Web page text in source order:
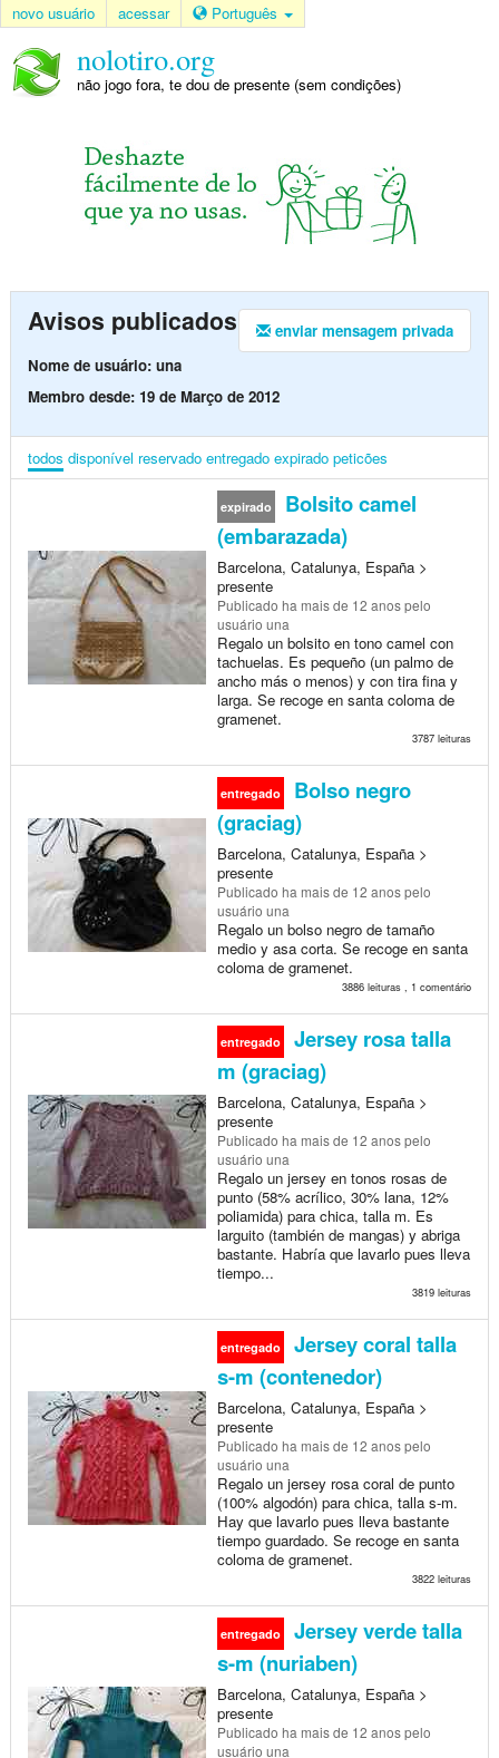
novo usuário acessar Português
nolotiro.org
não jogo fora, te dou de presente (sem condições)
enviar mensagem privada
Avisos publicados
Nome de usuário: una
Membro desde: 19 de Março de 2012
todos disponível reservado entregado expirado peticões
expirado
Bolsito camel
(embarazada)
Barcelona, Catalunya, España >
presente
Publicado ha mais de 12 anospelo
usuário una
Regalo un bolsito en tono camel con
tachuelas. Es pequeño (un palmo de
ancho más o menos) y con tira fina y
larga. Se recoge en santa coloma de
gramenet.
3787 leituras
entregado
Bolso negro
(graciag)
Barcelona, Catalunya, España >
presente
Publicado ha mais de 12 anospelo
usuário una
Regalo un bolso negro de tamaño
medio y asa corta. Se recoge en santa
coloma de gramenet.
3886 leituras , 1 comentário
entregado
Jersey rosa talla
m (graciag)
Barcelona, Catalunya, España >
presente
Publicado ha mais de 12 anospelo
usuário una
Regalo un jersey en tonos rosas de
punto (58% acrílico, 30% lana, 12%
poliamida) para chica, talla m. Es
larguito (también de mangas) y abriga
bastante. Habría que lavarlo pues lleva
tiempo...
3819 leituras
entregado
Jersey coral talla
s-m (contenedor)
Barcelona, Catalunya, España >
presente
Publicado ha mais de 12 anospelo
usuário una
Regalo un jersey rosa coral de punto
(100% algodón) para chica, talla s-m.
Hay que lavarlo pues lleva bastante
tiempo guardado. Se recoge en santa
coloma de gramenet.
3822 leituras
entregado
Jersey verde talla
s-m (nuriaben)
Barcelona, Catalunya, España >
presente
Publicado ha mais de 12 anospelo
usuário una